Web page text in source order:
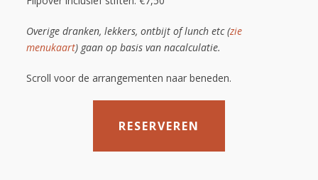
Overige dranken, lekkers, ontbijt of lunch etc (zie
menukaart) gaan op basis van nacalculatie.
Scroll voor de arrangementen naar beneden.
RESERVEREN